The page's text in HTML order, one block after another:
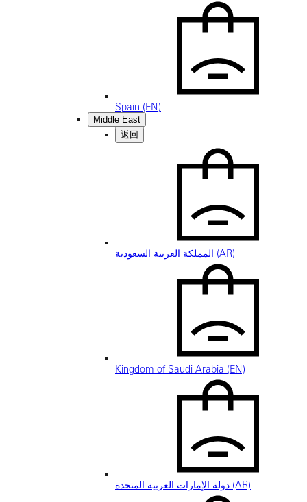
Spain (EN)
Middle East
返回
المملكة العربية السعودية (AR)
Kingdom of Saudi Arabia (EN)
دولة الإمارات العربية المتحدة (AR)